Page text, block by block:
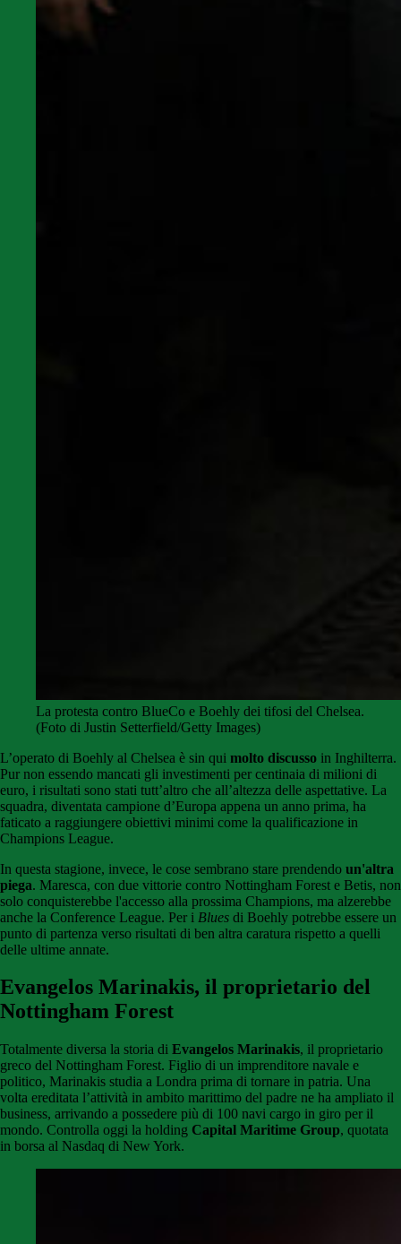
La protesta contro BlueCo e Boehly dei tifosi del Chelsea.
(Foto di Justin Setterfield/Getty Images)
L’operato di Boehly al Chelsea è sin qui molto discusso in Inghilterra.
Pur non essendo mancati gli investimenti per centinaia di milioni di
euro, i risultati sono stati tutt’altro che all’altezza delle aspettative. La
squadra, diventata campione d’Europa appena un anno prima, ha
faticato a raggiungere obiettivi minimi come la qualificazione in
Champions League.
In questa stagione, invece, le cose sembrano stare prendendo un'altra
piega. Maresca, con due vittorie contro Nottingham Forest e Betis, non
solo conquisterebbe l'accesso alla prossima Champions, ma alzerebbe
anche la Conference League. Per i Blues di Boehly potrebbe essere un
punto di partenza verso risultati di ben altra caratura rispetto a quelli
delle ultime annate.
Evangelos Marinakis, il proprietario del
Nottingham Forest
Totalmente diversa la storia di Evangelos Marinakis, il proprietario
greco del Nottingham Forest. Figlio di un imprenditore navale e
politico, Marinakis studia a Londra prima di tornare in patria. Una
volta ereditata l’attività in ambito marittimo del padre ne ha ampliato il
business, arrivando a possedere più di 100 navi cargo in giro per il
mondo. Controlla oggi la holding Capital Maritime Group, quotata
in borsa al Nasdaq di New York.